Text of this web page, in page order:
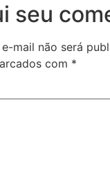
seu
mail não será
com *